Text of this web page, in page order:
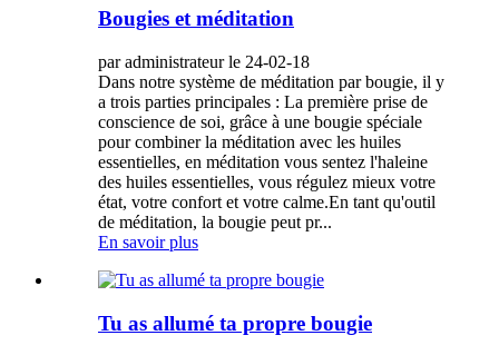
Bougies et méditation
par administrateur le 24-02-18
Dans notre système de méditation par bougie, il y
a trois parties principales : La première prise de
conscience de soi, grâce à une bougie spéciale
pour combiner la méditation avec les huiles
essentielles, en méditation vous sentez l'haleine
des huiles essentielles, vous régulez mieux votre
état, votre confort et votre calme.En tant qu'outil
de méditation, la bougie peut pr...
En savoir plus
Tu as allumé ta propre bougie